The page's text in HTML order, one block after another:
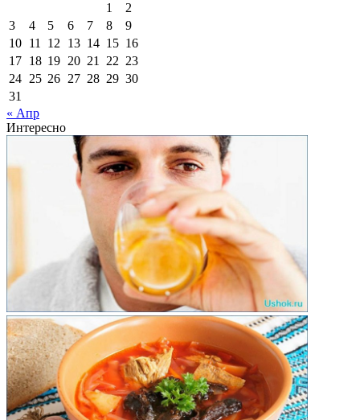
1
2
3
4 5 6 7 8
9
10 11 12 13 14 15 16
17 18 19 20 21 22 23
24 25 26 27 28 29 30
31
« Апр
Интересно